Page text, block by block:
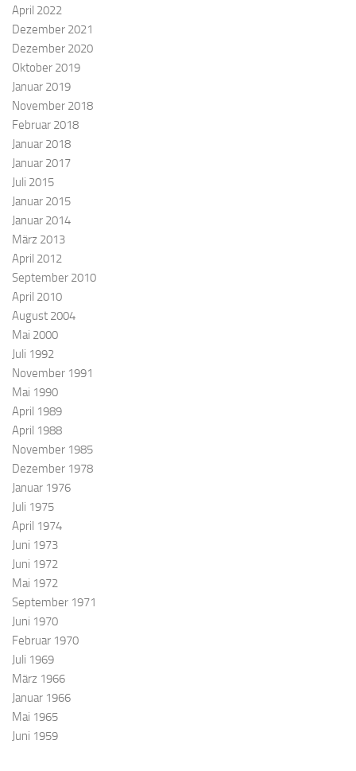
April 2022
Dezember 2021
Dezember 2020
Oktober 2019
Januar 2019
November 2018
Februar 2018
Januar 2018
Januar 2017
Juli 2015
Januar 2015
Januar 2014
März 2013
April 2012
September 2010
April 2010
August 2004
Mai 2000
Juli 1992
November 1991
Mai 1990
April 1989
April 1988
November 1985
Dezember 1978
Januar 1976
Juli 1975
April 1974
Juni 1973
Juni 1972
Mai 1972
September 1971
Juni 1970
Februar 1970
Juli 1969
März 1966
Januar 1966
Mai 1965
Juni 1959